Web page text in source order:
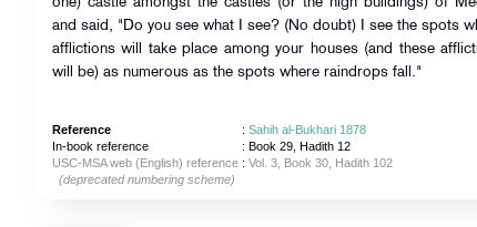
and said, "Do you see what I see? (No doubt) I see the spots
afflictions will take place among your houses (and these
will be) as numerous as the spots where raindrops fall."
Reference : Sahih al-Bukhari 1878
In-book reference
: Book 29, Hadith 12
USC-MSA web (English) reference: Vol. 3, Book 30, Hadith 102
(deprecated numbering scheme)